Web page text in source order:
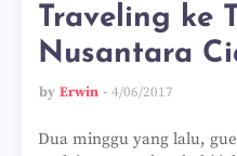
Traveling ke
Nusantara
by Erwin 4/06/2017
Dua minggu yang lalu,